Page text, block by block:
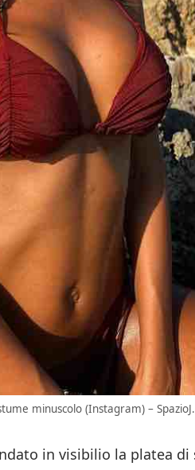
minuscolo (Instagram) –
in visibilio la platea di